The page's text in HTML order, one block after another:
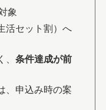
象
活セット割）へ
条件達成が前
、申込み時の案